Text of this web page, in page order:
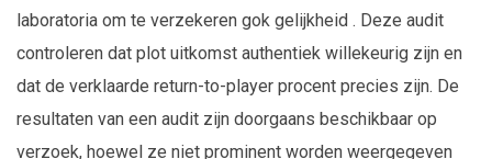
laboratoria om te verzekeren gok gelijkheid . Deze audit
controleren dat plot uitkomst authentiek willekeurig zijn en
dat de verklaarde return-to-player procent precies zijn. De
resultaten van een audit zijn doorgaans beschikbaar op
verzoek, hoewel ze niet prominent worden weergegeven